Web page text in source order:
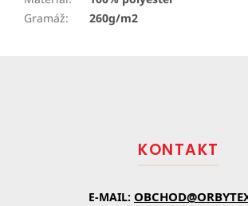
Gramáž: 260g/m2
KONTAKT
E-MAIL: